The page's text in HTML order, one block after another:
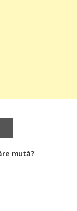
mută?